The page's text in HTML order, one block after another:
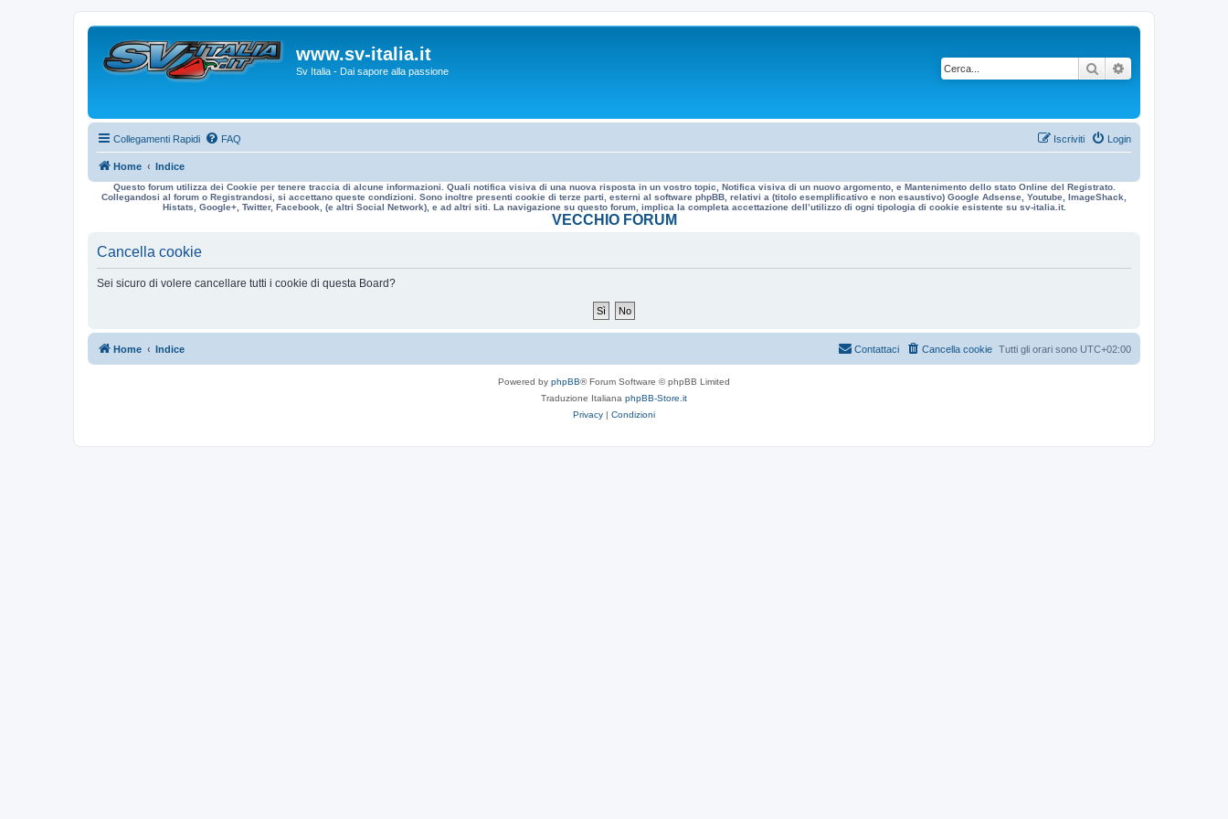
www.sv-italia.it
Sv Italia - Dai sapore alla passione Cerca
Collegamenti Rapidi FAQ Login
Iscriviti
Home Indice
Questo forum utilizza dei Cookie per tenere traccia di alcune informazioni. Quali notifica visiva di una nuova risposta in un vostro topic, Notifica visiva di un nuovo argomento, e Mantenimento dello stato Online del Registrato.
Collegandosi al forum o Registrandosi, si accettano queste condizioni. Sono inoltre presenti cookie di terze parti, esterni al software phpBB, relativi a (titolo esemplificativo e non esaustivo) Google Adsense, Youtube, ImageShack,
Histats, Google+, Twitter, Facebook, (e altri Social Network), e ad altri siti. La navigazione su questo forum, implica la completa accettazione dell’utilizzo di ogni tipologia di cookie esistente su sv-italia.it.
VECCHIO FORUM
Cancella cookie
Sei sicuro di volere cancellare tutti i cookie di questa Board?
Home Indice Tutti gli orari sono UTC+02:00
Cancella cookie
Contattaci
Powered by phpBB® Forum Software © phpBB Limited
Traduzione Italiana phpBB-Store.it
Privacy | Condizioni